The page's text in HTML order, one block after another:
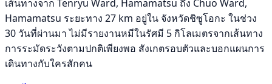
เส้นทางจาก Tenryu Ward, Hamamatsu ถึง Chuo Ward,
Hamamatsu ระยะทาง 27 km อยู่ใน จังหวัดชิซูโอกะ ในช่วง
30 วันที่ผ่านมา ไม่มีรายงานหมีในรัศมี 5 กิโลเมตรจากเส้นทาง
การระมัดระวังตามปกติเพียงพอ สังเกตรอบตัวและบอกแผนการ
เดินทางกับใครสักคน